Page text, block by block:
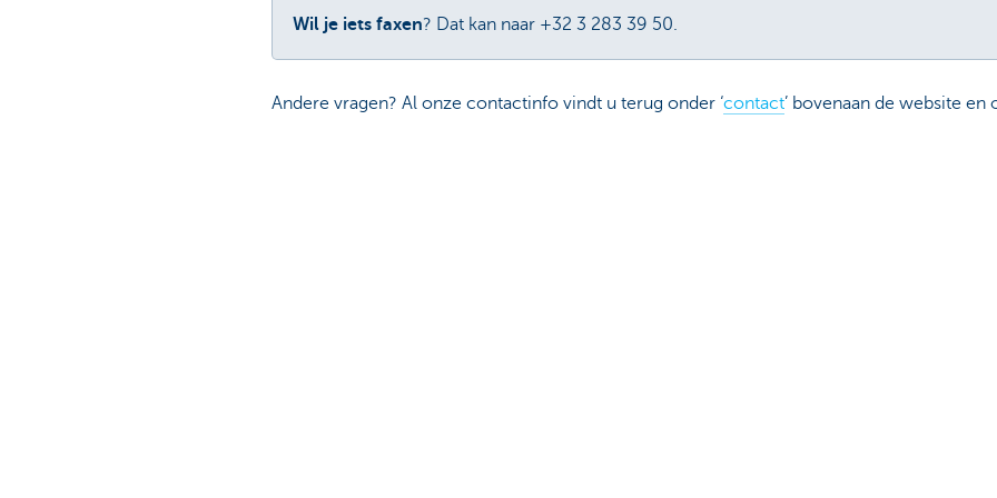
Wil je iets faxen? Dat kan naar +32 3 283 39 50.
Andere vragen? Al onze contactinfo vindt u terug onder ‘contact’ bovenaan de website en